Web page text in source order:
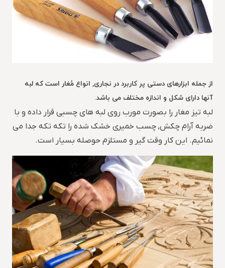
از جمله ابزارهای دستی پر کاربرد در نجاری, انواع مُغار است که لبه
آنها دارای شکل و اندازه مختلف می باشد.
لبه تیز مغار را بصورت مورب روی لبه های چسبی قرار داده و با
ضربه آرام چکش, چسب خمیری خشک شده را تکه تکه جدا می
نمائیم. این کار وقت گیر و مستلزم حوصله بسیار است.